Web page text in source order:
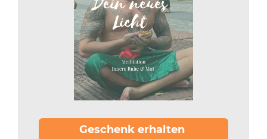
Geschenk erhalten